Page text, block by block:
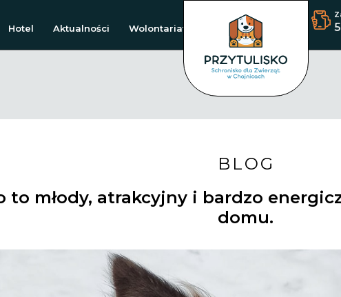
Hotel Aktualności Wolontariat
BLOG
to młody, atrakcyjny i bardzo
domu.